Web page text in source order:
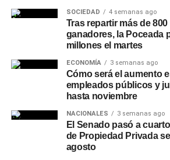
a la evolución de las condiciones
Un plan preventivo
distintos puntos de la
provincia
Desde Sameepremarcaron que estas
forman parte de un plan de trabajo
empresa desarrolla en distintos
SOCIEDAD 4 semanas ago
Tras repartir más de
ganadores, la Poceada
millones el martes
ECONOMÍA 3 semanas ago
Cómo será el aumento
empleados públicos y
hasta noviembre
NACIONALES 3 semanas ago
El Senado pasó a
de Propiedad Privada
agosto